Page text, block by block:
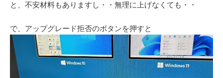
と、不安材料もありますし・・無理に上げなくても・・
で、アップグレード拒否のボタンを押すと